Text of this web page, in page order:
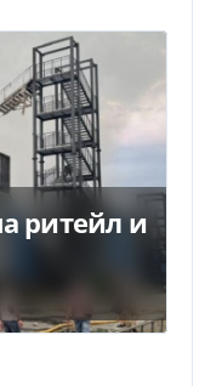
ритейл и